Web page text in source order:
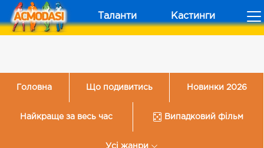
Таланти Кастинги
Головна Що подивитись Новинки 2026
Найкраще за весь час Випадковий фільм
Усі жанри